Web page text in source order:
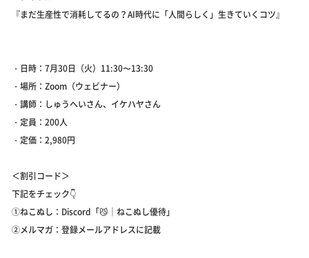
『まだ生産性で消耗してるの？AI時代に「人間らしく」生きていくコツ』
・日時：7月30日（火）11:30〜13:30
・場所：Zoom（ウェビナー）
・講師：しゅうへいさん、イケハヤさん
・定員：200人
・定価：2,980円
＜割引コード＞
下記をチェック👇
①ねこぬし：Discord「😼｜ねこぬし優待」
②メルマガ：登録メールアドレスに記載